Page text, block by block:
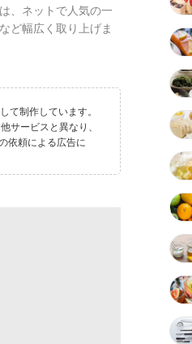
、ネットで人気の一
ど幅広く取り上げま
て制作しています。
サービスと異なり、
依頼による広告に